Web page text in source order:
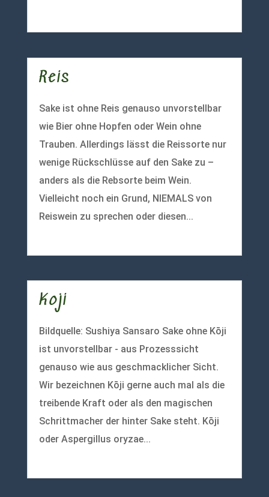
Reis
Sake ist ohne Reis genauso unvorstellbar
wie Bier ohne Hopfen oder Wein ohne
Trauben. Allerdings lässt die Reissorte nur
wenige Rückschlüsse auf den Sake zu –
anders als die Rebsorte beim Wein.
Vielleicht noch ein Grund, NIEMALS von
Reiswein zu sprechen oder diesen...
Koji
Bildquelle: Sushiya Sansaro Sake ohne Kōji
ist unvorstellbar - aus Prozesssicht
genauso wie aus geschmacklicher Sicht.
Wir bezeichnen Kōji gerne auch mal als die
treibende Kraft oder als den magischen
Schrittmacher der hinter Sake steht. Kōji
oder Aspergillus oryzae...